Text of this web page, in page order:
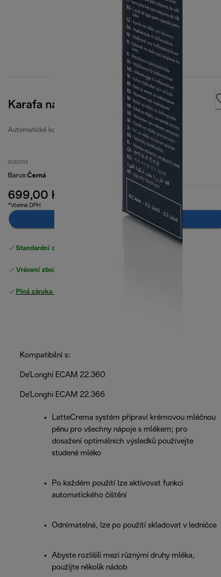
Karafa na mléko DLSC013
Automatické konvice na mléko
DLSC013
Barva:Černá
699,00 Kč
*Včetně DPH
Přidat do košíku
Standardní doručení zdarma
Vrácení zboží zdarma
Plná záruka výrobce
Kompatibilní s:
De'Longhi ECAM 22.360
De'Longhi ECAM 22.366
LatteCrema systém připraví krémovou mléčnou
pěnu pro všechny nápoje s mlékem; pro
dosažení optimálních výsledků používejte
studené mléko
Po každém použití lze aktivovat funkci
automatického čištění
Odnímatelná, lze po použití skladovat v ledničce
Abyste rozlišili mezi různými druhy mléka,
použijte několik nádob